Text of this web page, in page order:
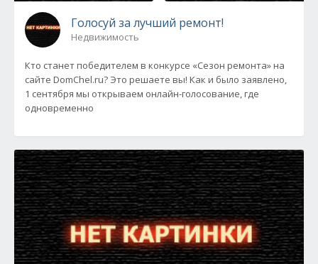
Голосуй за лучший ремонт!
Недвижимость
Кто станет победителем в конкурсе «Сезон ремонта» на
сайте DomChel.ru? Это решаете вы! Как и было заявлено,
1 сентября мы открываем онлайн-голосование, где
одновременно